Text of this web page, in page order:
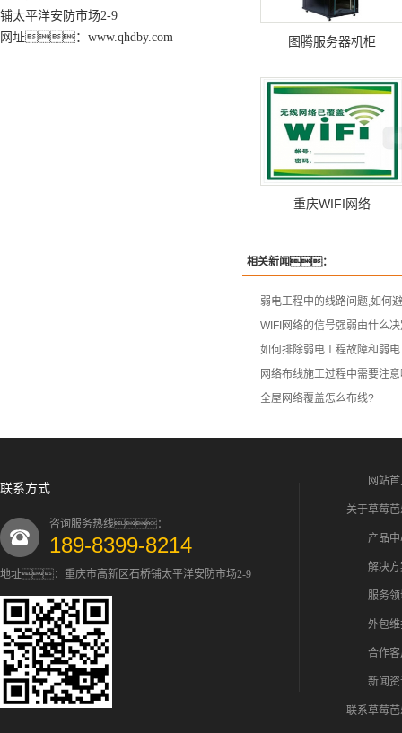
铺太平洋安防市场2-9
网址：www.qhdby.com
图腾服务器机柜
重庆WIFI网络
相关新闻：
弱电工程中的线路问题,如何
WIFI网络的信号强弱由什
如何排除弱电工程故障和弱
网络布线施工过程中需要注
全屋网络覆盖怎么布线?
联系方式
咨询服务热线：
189-8399-8214
地址：重庆市高新区石桥铺太平洋安防市场2-9
网站
关于草莓
产品
解决
服务
外包
合作
新闻
联系草莓